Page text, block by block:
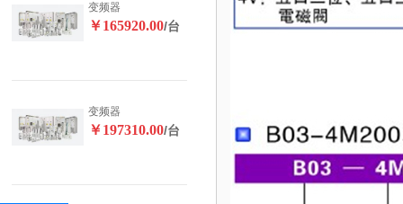
变频器
￥165920.00/台
变频器
￥197310.00/台